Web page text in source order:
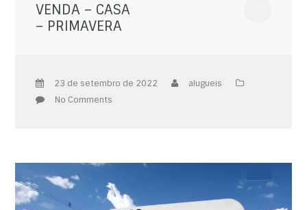
VENDA – CASA
– PRIMAVERA
23 de setembro de 2022
alugueis
No Comments